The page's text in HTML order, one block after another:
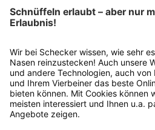
Bitte fülle das
findest du online. Verpacke
Rücksendeetikett auf das
dir in deinem Kundenkonto
Gast bestellt, schreibe uns
verkauf@schecker.de oder
Servicezeiten an, dann lassen